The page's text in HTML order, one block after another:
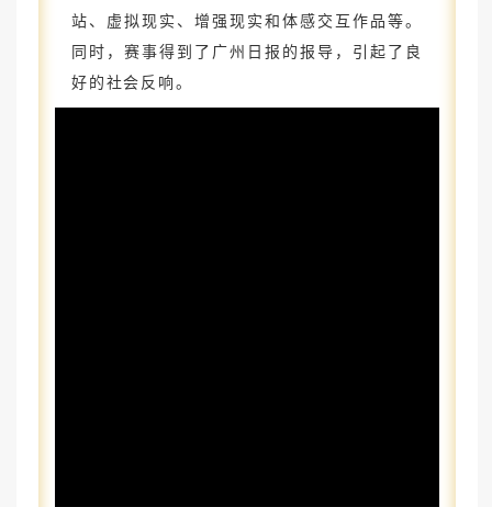
站、虚拟现实、增强现实和体感交互作品等。
同时，赛事得到了广州日报的报导，引起了良
好的社会反响。